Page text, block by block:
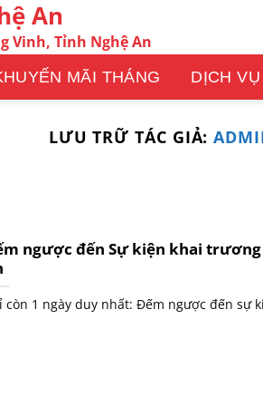
An
Vinh, Tỉnh Nghệ An
MÃI THÁNG DỊCH VỤ
LƯU TRỮ TÁC GIẢ:
ngược đến Sự kiện khai
còn 1 ngày duy nhất: Đếm ngược đến sự